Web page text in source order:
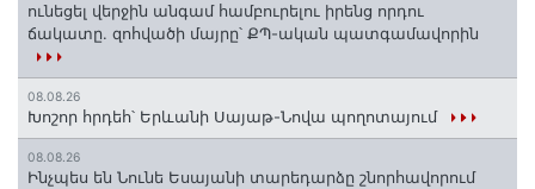
ունեցել վերջին անգամ համբուրելու իրենց որդու
ճակատը. զոհվածի մայրը՝ ՔՊ-ական պատգամավորին
08.08.26
Խոշոր հրդեհ՝ Երևանի Սայաթ-Նովա պողոտայում
08.08.26
Ինչպես են Նունե Եսայանի տարեդարձը շնորհավորում